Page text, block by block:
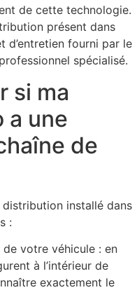
de cette technologie.
présent dans
d’entretien fourni par le
spécialisé.
si ma
a une
de
installé dans
:
de votre véhicule : en
à l’intérieur de
exactement le